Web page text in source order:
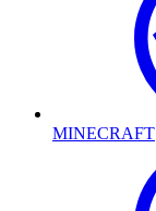
MINECRAFT